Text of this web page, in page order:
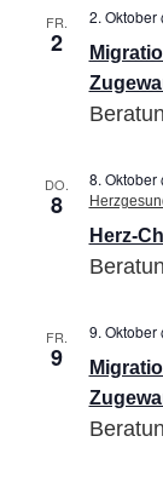
FR.
2
2. Oktober
DO.
8
Herz-
8. Oktober
FR.
9
9. Oktober